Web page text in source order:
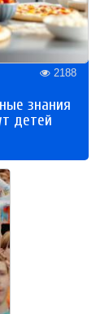
2188
знания
детей